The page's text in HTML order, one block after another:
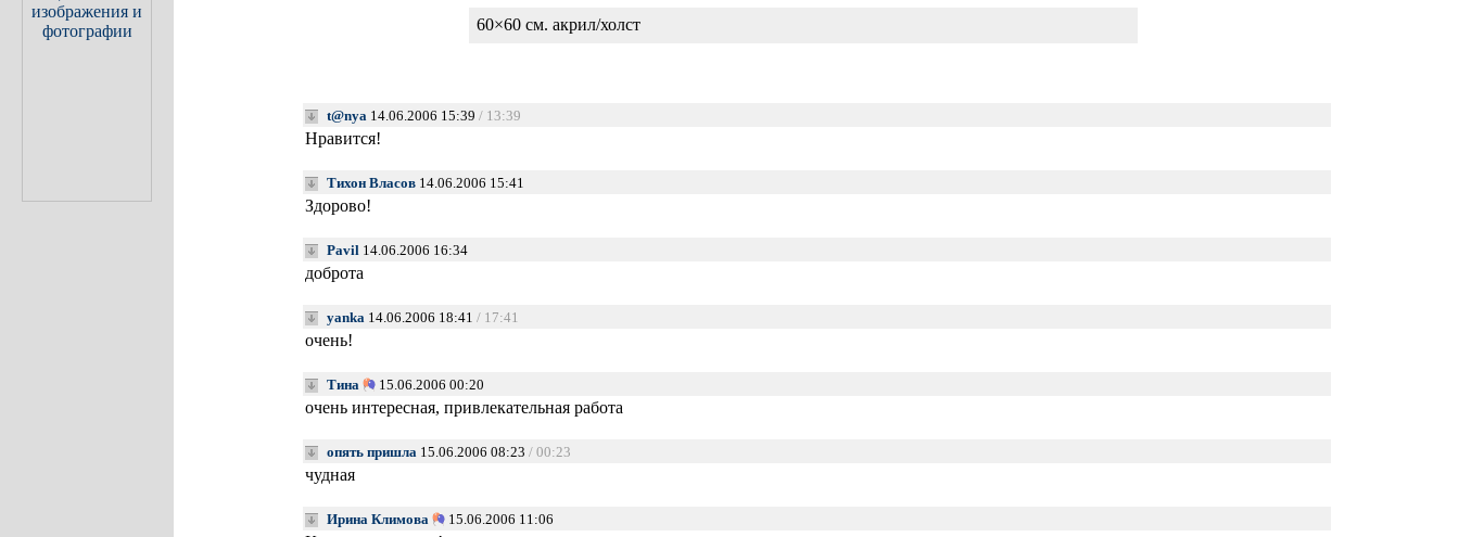
60×60 см. акрил/холст
t@nya14.06.2006 15:39 / 13:39
Нравится!
Тихон Власов14.06.2006 15:41
Здорово!
Pavil14.06.2006 16:34
доброта
yanka14.06.2006 18:41 / 17:41
очень!
Тина 15.06.2006 00:20
очень интересная, привлекательная работа
опять пришла15.06.2006 08:23 / 00:23
чудная
Ирина Климова 15.06.2006 11:06